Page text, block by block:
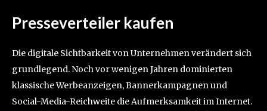
Presseverteiler kaufen
Die digitale Sichtbarkeit von Unternehmen verändert sich
grundlegend. Noch vor wenigen Jahren dominierten
klassische Werbeanzeigen, Bannerkampagnen und
Social-Media-Reichweite die Aufmerksamkeit im Internet.